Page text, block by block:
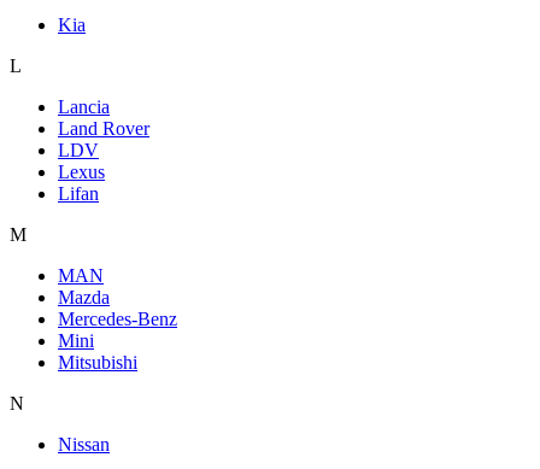
Kia
L
Lancia
Land Rover
LDV
Lexus
Lifan
M
MAN
Mazda
Mercedes-Benz
Mini
Mitsubishi
N
Nissan